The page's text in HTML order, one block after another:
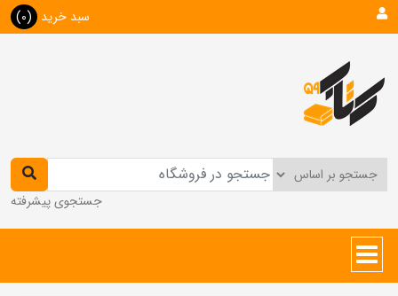
سبد خرید (0)
جستجوی پیشرفته